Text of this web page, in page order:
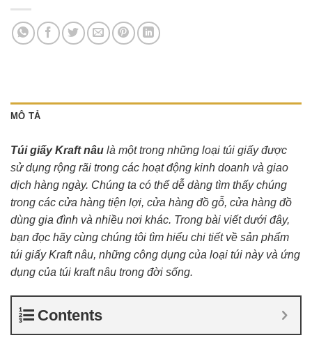
MÔ TẢ
Túi giấy Kraft nâu là một trong những loại túi giấy được
sử dụng rộng rãi trong các hoạt động kinh doanh và giao
dịch hàng ngày. Chúng ta có thể dễ dàng tìm thấy chúng
trong các cửa hàng tiện lợi, cửa hàng đồ gỗ, cửa hàng đồ
dùng gia đình và nhiều nơi khác. Trong bài viết dưới đây,
bạn đọc hãy cùng chúng tôi tìm hiểu chi tiết về sản phẩm
túi giấy Kraft nâu, những công dụng của loại túi này và ứng
dụng của túi kraft nâu trong đời sống.
Contents